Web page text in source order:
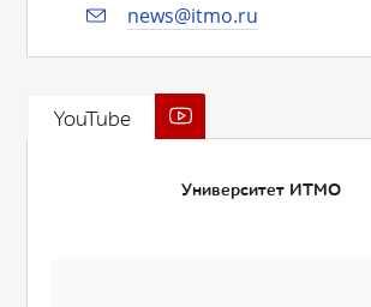
news@itmo.ru
YouTube
Университет ИТМО